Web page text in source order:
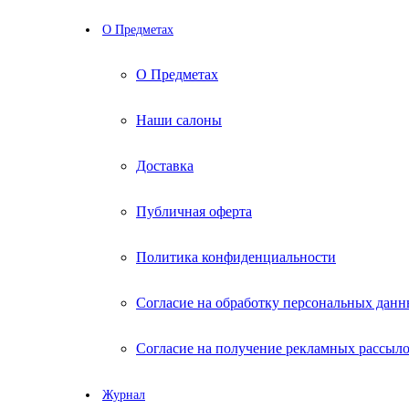
О Предметах
О Предметах
Наши салоны
Доставка
Публичная оферта
Политика конфиденциальности
Согласие на обработку персональных
Согласие на получение рекламных
Журнал